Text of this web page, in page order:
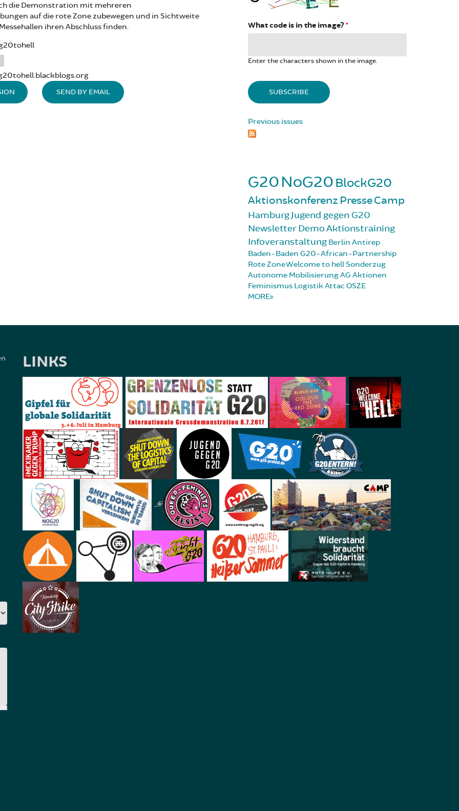
die Demonstration mit mehreren
auf die rote Zone zubewegen und in Sichtweite
ihren Abschluss finden.
SEND BY EMAIL
What code is in the image? *
Enter the characters shown in the image.
Previous issues
G20NoG20 BlockG20
Aktionskonferenz PresseCamp
HamburgJugend gegen G20
NewsletterDemoAktionstraining
Infoveranstaltung Berlin Antirep
Baden-Baden G20-African-Partnership
Rote ZoneWelcome to hellSonderzug
Autonome MobilisierungAG Aktionen
Feminismus Logistik Attac OSZE
MORE
LINKS